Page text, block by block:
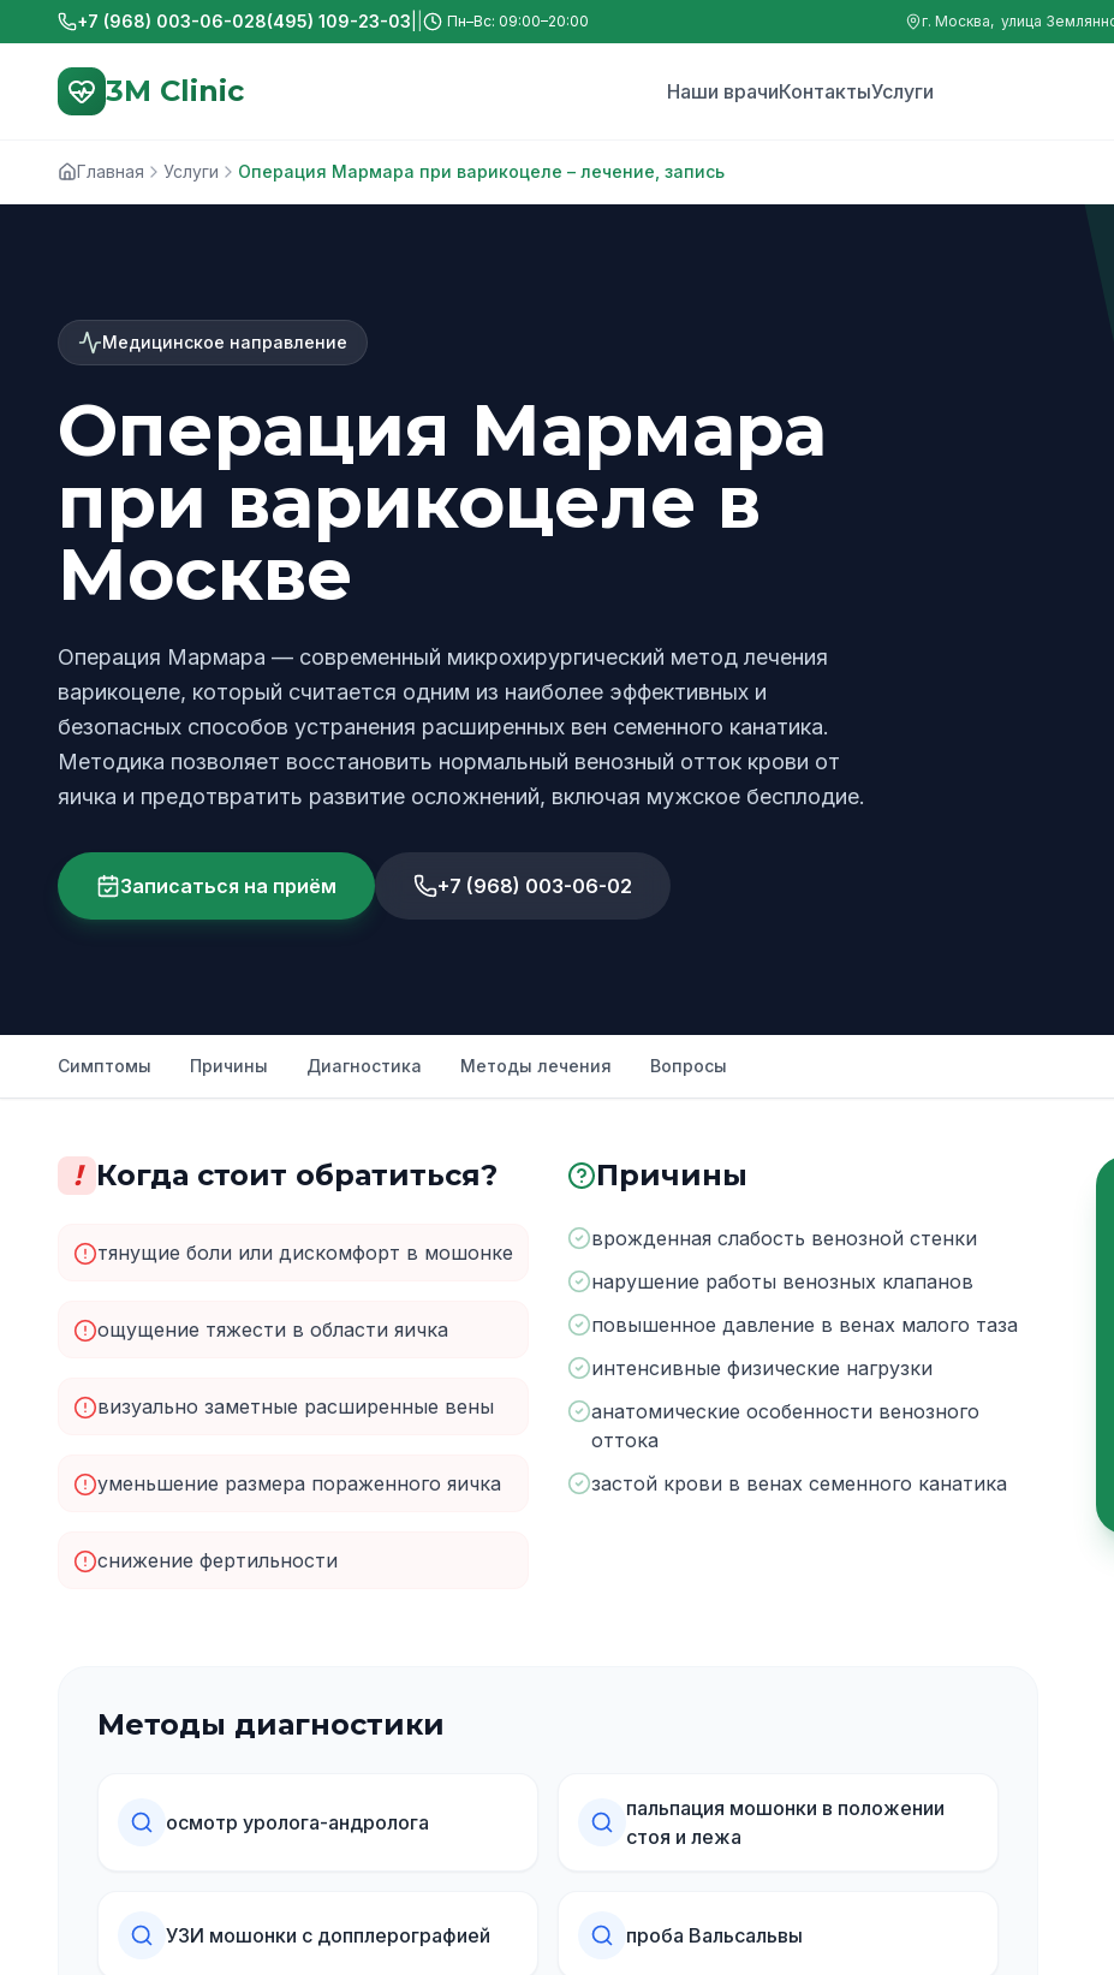
+7 (968) 003-06-028(495) 109-23-03 Пн–Вс: 09:00–20:00 г. Москва, улица
3M Clinic Наши врачиКонтактыУслуги
Главная Услуги Операция Мармара при варикоцеле – лечение, запись
Медицинское направление
Операция Мармара
при варикоцеле в
Москве
Операция Мармара — современный микрохирургический метод лечения
варикоцеле, который считается одним из наиболее эффективных и
безопасных способов устранения расширенных вен семенного канатика.
Методика позволяет восстановить нормальный венозный отток крови от
яичка и предотвратить развитие осложнений, включая мужское бесплодие.
Записаться на приём +7 (968) 003-06-02
Симптомы Причины Диагностика Методы лечения Вопросы
! Когда стоит обратиться?
тянущие боли или дискомфорт в мошонке
ощущение тяжести в области яичка
визуально заметные расширенные вены
уменьшение размера пораженного яичка
снижение фертильности
Причины
врожденная слабость венозной стенки
нарушение работы венозных клапанов
повышенное давление в венах малого таза
интенсивные физические нагрузки
анатомические особенности венозного
оттока
застой крови в венах семенного канатика
Методы диагностики
осмотр уролога-андролога
пальпация мошонки в положении
стоя и лежа
УЗИ мошонки с допплерографией проба Вальсальвы